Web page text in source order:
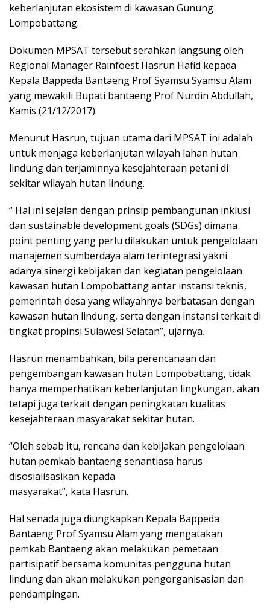
keberlanjutan ekosistem di kawasan Gunung
Lompobattang.
Dokumen MPSAT tersebut serahkan langsung oleh
Regional Manager Rainfoest Hasrun Hafid kepada
Kepala Bappeda Bantaeng Prof Syamsu Syamsu Alam
yang mewakili Bupati bantaeng Prof Nurdin Abdullah,
Kamis (21/12/2017).
Menurut Hasrun, tujuan utama dari MPSAT ini adalah
untuk menjaga keberlanjutan wilayah lahan hutan
lindung dan terjaminnya kesejahteraan petani di
sekitar wilayah hutan lindung.
“ Hal ini sejalan dengan prinsip pembangunan inklusi
dan sustainable development goals (SDGs) dimana
point penting yang perlu dilakukan untuk pengelolaan
manajemen sumberdaya alam terintegrasi yakni
adanya sinergi kebijakan dan kegiatan pengelolaan
kawasan hutan Lompobattang antar instansi teknis,
pemerintah desa yang wilayahnya berbatasan dengan
kawasan hutan lindung, serta dengan instansi terkait di
tingkat propinsi Sulawesi Selatan”, ujarnya.
Hasrun menambahkan, bila perencanaan dan
pengembangan kawasan hutan Lompobattang, tidak
hanya memperhatikan keberlanjutan lingkungan, akan
tetapi juga terkait dengan peningkatan kualitas
kesejahteraan masyarakat sekitar hutan.
“Oleh sebab itu, rencana dan kebijakan pengelolaan
hutan pemkab bantaeng senantiasa harus
disosialisasikan kepada
masyarakat”, kata Hasrun.
Hal senada juga diungkapkan Kepala Bappeda
Bantaeng Prof Syamsu Alam yang mengatakan
pemkab Bantaeng akan melakukan pemetaan
partisipatif bersama komunitas pengguna hutan
lindung dan akan melakukan pengorganisasian dan
pendampingan.